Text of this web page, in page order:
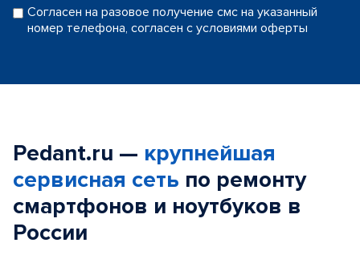
Согласен на разовое получение смс на указанный
номер телефона, согласен с условиями оферты
Pedant.ru — крупнейшая
сервисная сеть по ремонту
смартфонов и ноутбуков в
России